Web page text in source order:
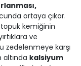
ortaya çıkar.
kemiğinin
ve
zedelenmeye karşı
kalsiyum